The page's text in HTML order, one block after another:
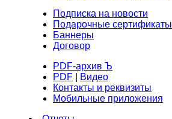
Подписка на новости
Подарочные сертификаты
Баннеры
Договор
PDF-архив Ъ
PDF
Видео
Контакты и реквизиты
Мобильные приложения